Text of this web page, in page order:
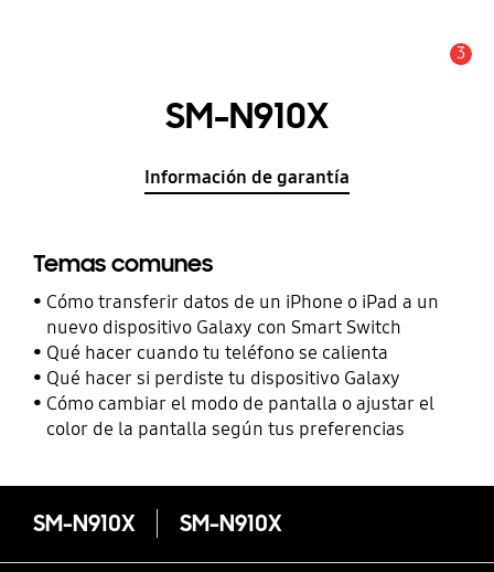
3
SM-N910X
Información de garantía
Temas comunes
Cómo transferir datos de un iPhone o iPad a un
nuevo dispositivo Galaxy con Smart Switch
Qué hacer cuando tu teléfono se calienta
Qué hacer si perdiste tu dispositivo Galaxy
Cómo cambiar el modo de pantalla o ajustar el
color de la pantalla según tus preferencias
SM-N910X SM-N910X